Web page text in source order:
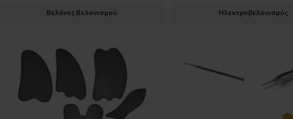
Βελόνες Βελονισμού Ηλεκτροβελονισμός